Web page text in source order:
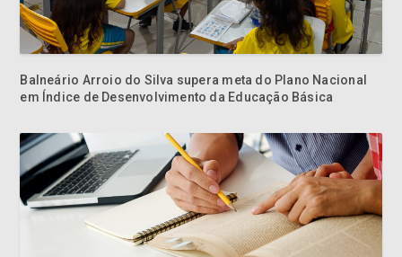
Balneário Arroio do Silva supera meta do Plano Nacional
em Índice de Desenvolvimento da Educação Básica